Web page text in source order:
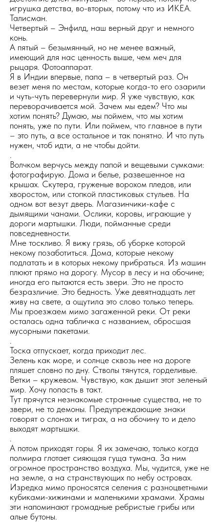
игрушка детства, во-вторых, потому что из ИКЕА.
Талисман.
Четвертый – Энфилд, наш верный друг и немного
конь.
А пятый – безымянный, но не менее важный,
имеющий для нас ценность выше, чем меч для
рыцаря. Фотоаппарат.
Я в Индии впервые, папа – в четвертый раз. Он
везет меня по местам, которые когда-то его озарили
и чуть-чуть перевернули мир. Я уже чувствую, как
переворачивается мой. Зачем мы едем? Что мы
хотим понять? Думаю, мы поймем, что мы хотим
понять, уже по пути. Или поймем, что главное в пути
– это путь, а все остальное и так понятно. И что путь
нужен, чтоб идти, а не чтобы дойти.
Волчком верчусь между папой и вещевыми сумками:
фотографирую. Дома и белье, развешенное на
крышах. Скутера, груженые ворохом пледов, или
хворостом, или стопкой пластиковых стульев. На
одном вот везут дверь. Магазинчики-кафе с
дымящими чанами. Ослики, коровы, играющие у
дороги мартышки. Люди, пойманные среди
повседневности.
Мне тоскливо. Я вижу грязь, об уборке которой
некому позаботиться. Дома, которые некому
подлатать и в которых некому прибраться. Из машин
плюют прямо на дорогу. Мусор в лесу и на обочине;
иногда его пытаются есть звери. Это не просто
безразличие. Это бедность. Уже девятнадцать лет
живу на свете, а ощутила это слово только теперь.
Мы проезжаем мимо загаженной реки. От реки
осталась одна табличка с названием, обросшая
мусорными пакетами.
Тоска отпускает, когда приходит лес.
Зелень как море, и солнце сквозь нее на дороге
пляшет словно по дну. Стволы тянутся, горделивые.
Ветки – кружевом. Чувствую, как дышит этот зеленый
мир. Хочу попасть в такт.
Тут прячутся незнакомые странные существа, не то
звери, не то демоны. Предупреждающие знаки
говорят о слонах и тиграх, а на обочину то и дело
выходят мартышки.
А потом приходят горы. Я их замечаю, только когда
полмира глотает сияющая гуща тумана. За ним
огромное пространство воздуха. Мы, чудится, уже не
на земле, а на странствующих по небу островах.
Изредка мимо проносятся селения с разноцветными
кубиками-хижинами и маленькими храмами. Храмы
эти напоминают громадные ребристые грибы или
алые бутоны.